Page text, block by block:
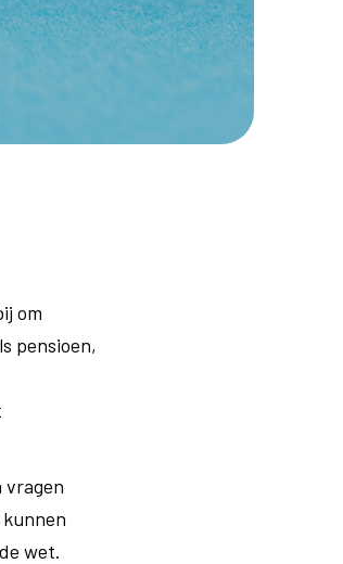
om
pensioen,
vragen
wet.